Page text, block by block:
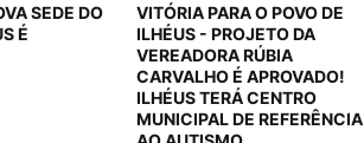
SEDE DO
É
VITÓRIA PARA O POVO DE
ILHÉUS - PROJETO DA
VEREADORA RÚBIA
CARVALHO É APROVADO!
ILHÉUS TERÁ CENTRO
MUNICIPAL DE REFERÊNCIA